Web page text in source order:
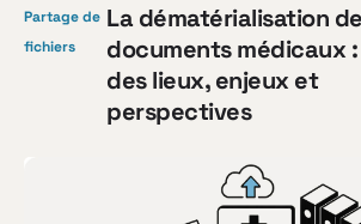
Partage de
fichiers
La dématérialisation
documents médicaux
des lieux, enjeux et
perspectives